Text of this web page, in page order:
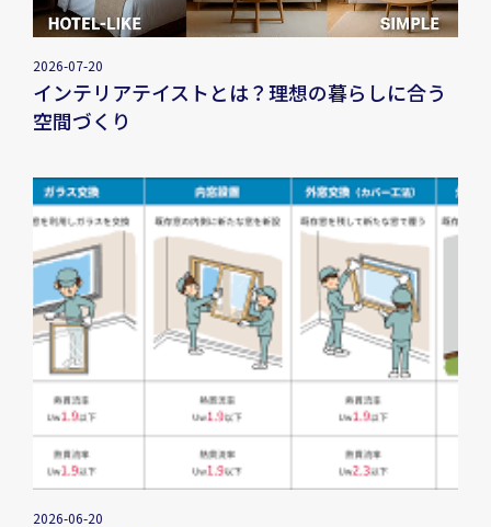
2026-07-20
インテリアテイストとは？理想の暮らしに合う
空間づくり
2026-06-20